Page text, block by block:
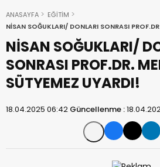
ANASAYFA
EĞİTİM
NİSAN SOĞUKLARI/ DONLARI SONRASI
NİSAN SOĞUKLARI/
SONRASI PROF.DR.
SÜTYEMEZ UYARDI!
18.04.2025 06:42 Güncellenme :